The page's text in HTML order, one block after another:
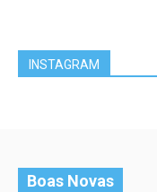
INSTAGRAM
Boas Novas